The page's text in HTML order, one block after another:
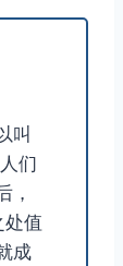
叫
们
，
处值
成